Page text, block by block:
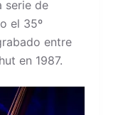
serie de
el 35º
entre
en 1987.